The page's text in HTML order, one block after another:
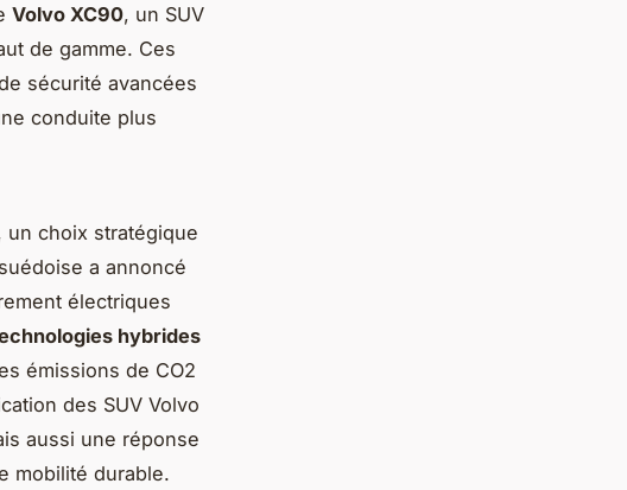
Volvo XC90, un SUV
de gamme. Ces
sécurité avancées
conduite plus
choix stratégique
a annoncé
électriques
hybrides
émissions de CO2
des SUV Volvo
aussi une réponse
mobilité durable.